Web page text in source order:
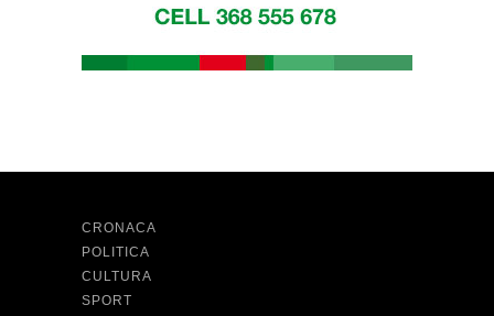
CRONACA
POLITICA
CULTURA
SPORT